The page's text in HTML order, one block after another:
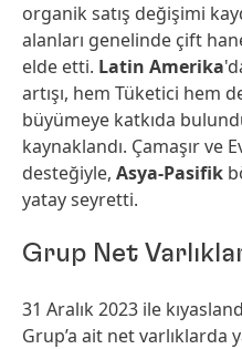
organik satış değişimi
alanları genelinde çift
elde etti. Latin Amerika
artışı, hem Tüketici hem
büyümeye katkıda
kaynaklandı. Çamaşır ve
desteğiyle, Asya-Pasifik
yatay seyretti.
Grup Net
31 Aralık 2023 ile
Grup’a ait net